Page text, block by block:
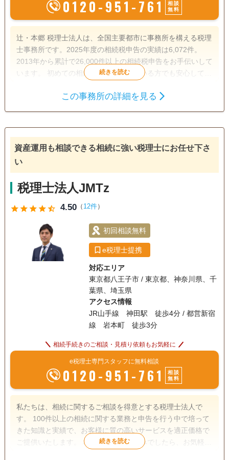
0120-951-761
相談
無料
辻・本郷 税理士法人は、全国主要都市に事務所を構える税理
士事務所です。2025年度の相続税申告の実績は6,072件。
2013年から累計で26,000件以上の相続税申告をお手伝いして
います。 初めての相続で不安を感じている方でも安心して相
サービスを提供するために、小さなお悩みやご事情まできめ
生前贈与
訪問可 土日相談可 初回相談無料 オンライン面談可
この事務所の詳細を見る
資産運用も相談できる相続に強い税理士にお任せ下さ
い
税理士法人JMTz
starstarstarstarstar_half 4.50（ 12件）
初回相談無料
e税理士提携
対応エリア
東京都八王子市 / 東京都、神奈川県、千
葉県、埼玉県
アクセス情報
JR山手線 神田駅 徒歩4分 / 都営新宿
線 岩本町 徒歩3分
相続手続きのご相談・見積り依頼もお気軽に
e税理士専門スタッフに無料相談
0120-951-761
相談
無料
私たちは、相続に関するご相談を得意とする税理士法人で
す。 100件以上の相続に関する業務と申告を行う中で培って
きた知識と実績で、お客様に質の高いサービスを適正価格で
ご提供いたします。 相続のことでお悩みでしたら、お気軽に